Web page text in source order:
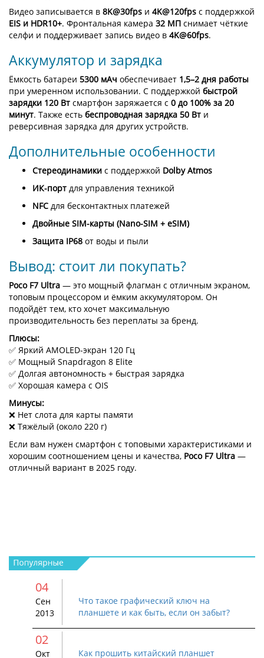
Видео записывается в 8K@30fps и 4K@120fps с поддержкой
EIS и HDR10+. Фронтальная камера 32 МП снимает чёткие
селфи и поддерживает запись видео в 4K@60fps.
Аккумулятор и зарядка
Ёмкость батареи 5300 мАч обеспечивает 1,5–2 дня работы
при умеренном использовании. С поддержкой быстрой
зарядки 120 Вт смартфон заряжается с 0 до 100% за 20
минут. Также есть беспроводная зарядка 50 Вт и
реверсивная зарядка для других устройств.
Дополнительные особенности
Стереодинамики с поддержкой Dolby Atmos
ИК-порт для управления техникой
NFC для бесконтактных платежей
Двойные SIM-карты (Nano-SIM + eSIM)
Защита IP68 от воды и пыли
Вывод: стоит ли покупать?
Poco F7 Ultra — это мощный флагман с отличным экраном,
топовым процессором и ёмким аккумулятором. Он
подойдёт тем, кто хочет максимальную
производительность без переплаты за бренд.
Плюсы:
✅ Яркий AMOLED-экран 120 Гц
✅ Мощный Snapdragon 8 Elite
✅ Долгая автономность + быстрая зарядка
✅ Хорошая камера с OIS
Минусы:
❌ Нет слота для карты памяти
❌ Тяжёлый (около 220 г)
Если вам нужен смартфон с топовыми характеристиками и
хорошим соотношением цены и качества, Poco F7 Ultra —
отличный вариант в 2025 году.
04
Сен
2013
Что такое графический ключ на
планшете и как быть, если он забыт?
02
Окт Как прошить китайский планшет